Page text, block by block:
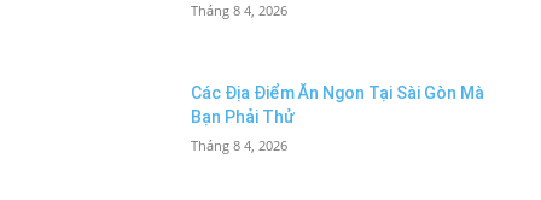
Tháng 8 4, 2026
Các Địa Điểm Ăn Ngon Tại Sài Gòn Mà
Bạn Phải Thử
Tháng 8 4, 2026